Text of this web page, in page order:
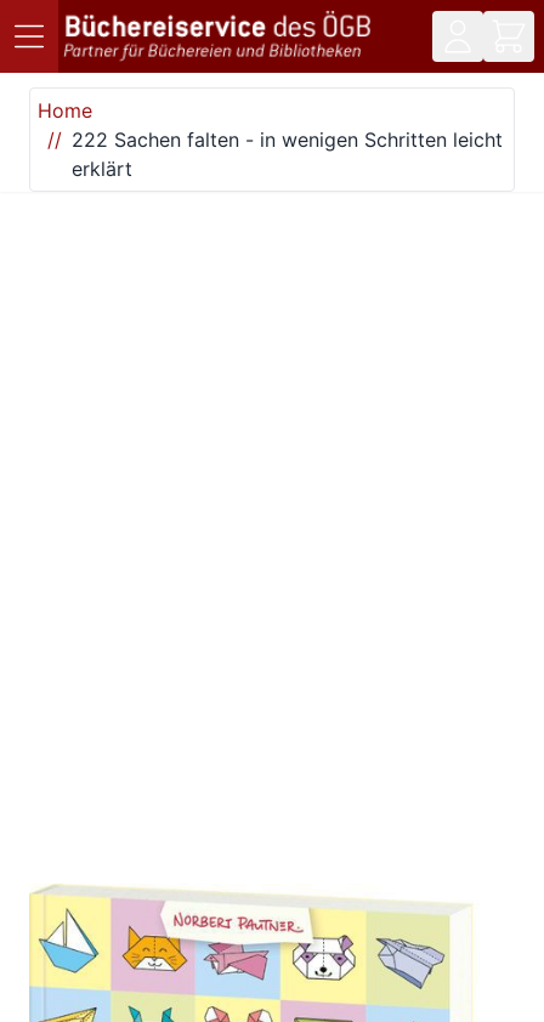
Direkt zum Inhalt
Home
222 Sachen falten - in wenigen Schritten leicht
erklärt
222 Sachen falten - in wenigen
Schritten leicht erklärt